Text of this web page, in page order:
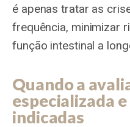
é apenas tratar as
frequência, minimizar
função intestinal a
Quando a
especializada
indicadas